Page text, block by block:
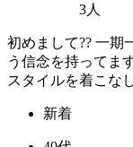
3人
初めまして?? 一期
う信念を持ってま
スタイルを着こな
新着